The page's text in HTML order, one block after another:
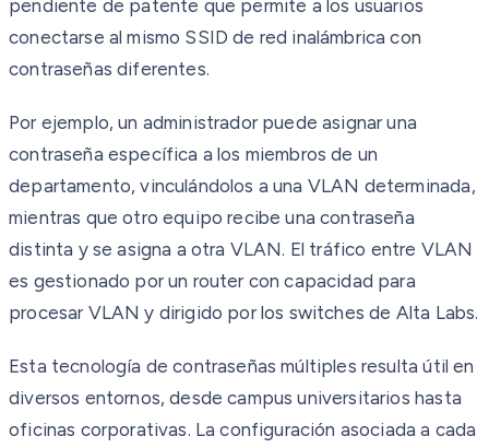
pendiente de patente que permite a los usuarios
conectarse al mismo SSID de red inalámbrica con
contraseñas diferentes.
Por ejemplo, un administrador puede asignar una
contraseña específica a los miembros de un
departamento, vinculándolos a una VLAN determinada,
mientras que otro equipo recibe una contraseña
distinta y se asigna a otra VLAN. El tráfico entre VLAN
es gestionado por un router con capacidad para
procesar VLAN y dirigido por los switches de Alta Labs.
Esta tecnología de contraseñas múltiples resulta útil en
diversos entornos, desde campus universitarios hasta
oficinas corporativas. La configuración asociada a cada